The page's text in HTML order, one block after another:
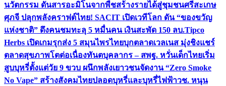
นวัตกรรม ดันสารอะมิโนจากพืชสร้างรายได้สู่ชุมชนศรีสะเกษ
ศุภจี ปลุกพลังคราฟต์ไทย! SACIT เปิดเวทีโลก ดัน “ของขวัญ
แห่งชาติ” ดึงคนชมทะลุ 5 หมื่นคน เงินสะพัด 150 ลบ.Tipco
Herbs เปิดเกมรุกส่ง 5 สมุนไพรไทยบุกตลาดเวลเนส มุ่งชิงแชร์
ตลาดสุขภาพโตต่อเนื่องทันตบุคลากร – สพฐ. หวั่นเด็กไทยเริ่ม
สูบบุหรี่ตั้งแต่วัย 9 ขวบ ผนึกพลังเยาวชนจัดงาน “Zero Smoke
No Vape” สร้างสังคมไทยปลอดบุหรี่และบุหรี่ไฟฟ้าวช. หนุน